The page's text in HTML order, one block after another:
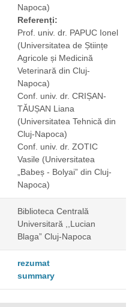
Napoca)
Referenți:
Prof. univ. dr. PAPUC Ionel
(Universitatea de Științe
Agricole și Medicină
Veterinară din Cluj-
Napoca)
Conf. univ. dr. CRIȘAN-
TĂUȘAN Liana
(Universitatea Tehnică din
Cluj-Napoca)
Conf. univ. dr. ZOTIC
Vasile (Universitatea
„Babeș - Bolyai” din Cluj-
Napoca)
Biblioteca Centrală
Universitară ,,Lucian
Blaga” Cluj-Napoca
rezumat
summary